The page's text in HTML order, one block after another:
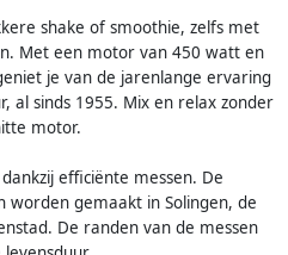
shake of smoothie, zelfs met
Met een motor van 450 watt en
je van de jarenlange ervaring
al sinds 1955. Mix en relax zonder
motor.
efficiënte messen. De
worden gemaakt in Solingen, de
De randen van de messen